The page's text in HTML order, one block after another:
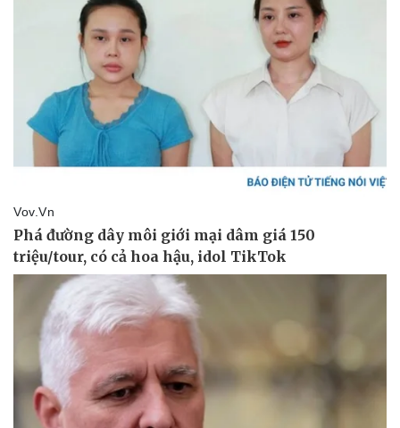
Dinh dưỡng - món ngon
Cây thuốc
Sản phụ khoa